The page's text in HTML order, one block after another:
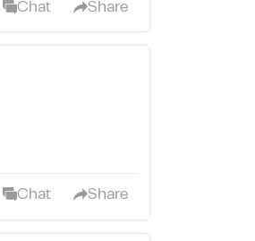
Chat Share
Chat Share